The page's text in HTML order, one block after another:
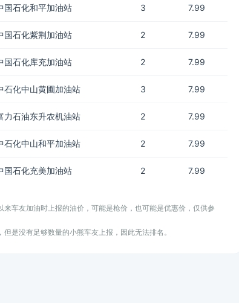
国石化和平加油站 3 7.99
国石化紫荆加油站 2 7.99
国石化库充加油站 2 7.99
石化中山黄圃加油站 3 7.99
力石油东升农机油站 2 7.99
石化中山和平加油站 2 7.99
国石化充美加油站 2 7.99
来车友加油时上报的油价，可能是枪价，也可能是优惠价，仅供参
是没有足够数量的小熊车友上报，因此无法排名。